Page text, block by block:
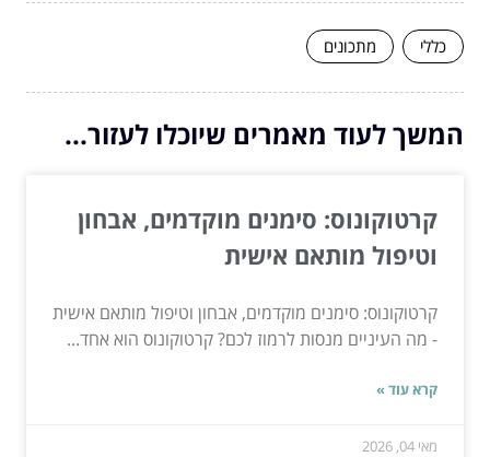
כללי מתכונים
המשך לעוד מאמרים שיוכלו לעזור...
קרטוקונוס: סימנים מוקדמים, אבחון
וטיפול מותאם אישית
קרטוקונוס: סימנים מוקדמים, אבחון וטיפול מותאם אישית
- מה העיניים מנסות לרמוז לכם? קרטוקונוס הוא אחד...
קרא עוד »
מאי 04, 2026